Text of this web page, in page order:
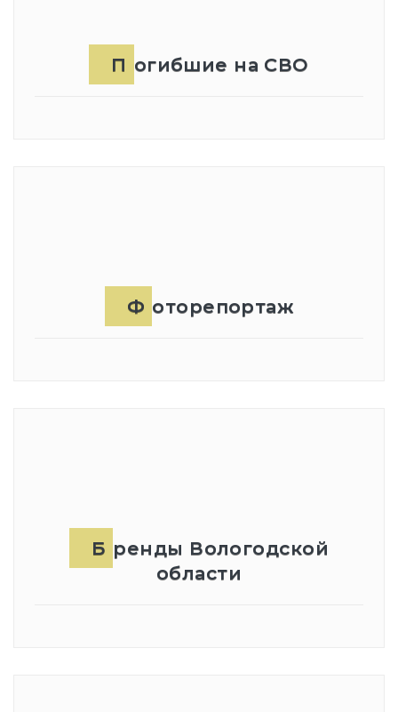
Погибшие на СВО
Фоторепортаж
Бренды Вологодской
области